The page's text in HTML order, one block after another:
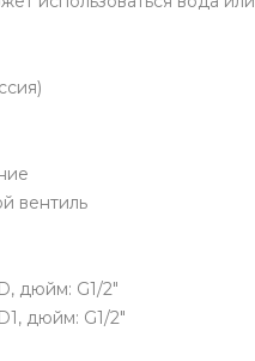
вентиль
дюйм: G1/2"
дюйм: G1/2"